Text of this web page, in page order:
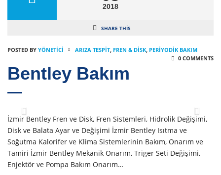
2018
SHARE THIS
POSTED BY YÖNETICI ARIZA TESPIT, FREN & DISK, PERIYODIK BAKIM
0 COMMENTS
Bentley Bakım
İzmir Bentley Fren ve Disk, Fren Sistemleri, Hidrolik Değişimi,
Disk ve Balata Ayar ve Değişimi İzmir Bentley Isıtma ve
Soğutma Kalorifer ve Klima Sistemlerinin Bakım, Onarım ve
Tamiri İzmir Bentley Mekanik Onarım, Triger Seti Değişimi,
Enjektör ve Pompa Bakım Onarım…